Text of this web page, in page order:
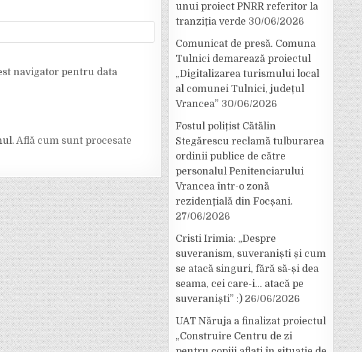
navigator pentru data
Află cum sunt procesate
unui proiect PNRR referitor la
tranziția verde 30/06/2026
Comunicat de presă. Comuna
Tulnici demarează proiectul
„Digitalizarea turismului local
al comunei Tulnici, județul
Vrancea” 30/06/2026
Fostul polițist Cătălin
Stegărescu reclamă tulburarea
ordinii publice de către
personalul Penitenciarului
Vrancea într-o zonă
rezidențială din Focșani.
27/06/2026
Cristi Irimia: „Despre
suveranism, suveraniști și cum
se atacă singuri, fără să-și dea
seama, cei care-i… atacă pe
suveraniști” :) 26/06/2026
UAT Năruja a finalizat proiectul
„Construire Centru de zi